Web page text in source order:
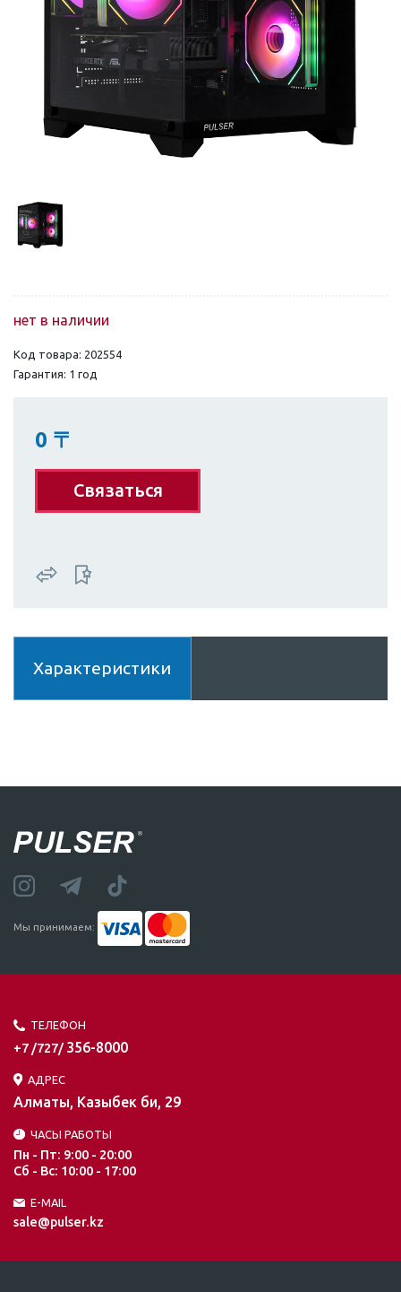
нет в наличии
Код товара: 202554
Гарантия: 1 год
0 〒
Связаться
Характеристики
Мы принимаем:
ТЕЛЕФОН
+7 /727/ 356-8000
АДРЕС
Алматы, Казыбек би, 29
ЧАСЫ РАБОТЫ
Пн - Пт: 9:00 - 20:00
Сб - Вс: 10:00 - 17:00
E-MAIL
sale@pulser.kz